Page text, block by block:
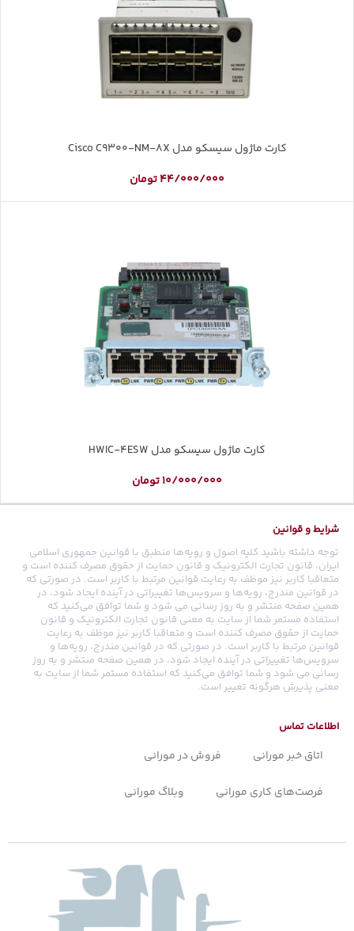
کارت ماژول سیسکو مدل Cisco C9300-NM-8X
44/000/000تومان
کارت ماژول سیسکو مدل HWIC-4ESW
10/000/000تومان
شرایط و قوانین
توجه داشته باشید کلیه اصول و رویه‏‌ها منطبق با قوانین جمهوری اسلامی
ایران، قانون تجارت الکترونیک و قانون حمایت از حقوق مصرف کننده است و
متعاقبا کاربر نیز موظف به رعایت قوانین مرتبط با کاربر است. در صورتی که
در قوانین مندرج، رویه‏‌ها و سرویس‏‌ها تغییراتی در آینده ایجاد شود، در
همین صفحه منتشر و به روز رسانی می شود و شما توافق می‏‌کنید که
استفاده مستمر شما از سایت به معنی قانون تجارت الکترونیک و قانون
حمایت از حقوق مصرف کننده است و متعاقبا کاربر نیز موظف به رعایت
قوانین مرتبط با کاربر است. در صورتی که در قوانین مندرج، رویه‏‌ها و
سرویس‏‌ها تغییراتی در آینده ایجاد شود، در همین صفحه منتشر و به روز
رسانی می شود و شما توافق می‏‌کنید که استفاده مستمر شما از سایت به
معنی پذیرش هرگونه تغییر است.
اطلاعات تماس
اتاق خبر مورانی فروش در مورانی
فرصت‌های کاری مورانی وبلاگ مورانی